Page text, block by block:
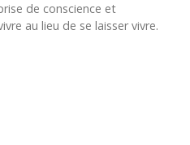
de conscience et
au lieu de se laisser vivre.